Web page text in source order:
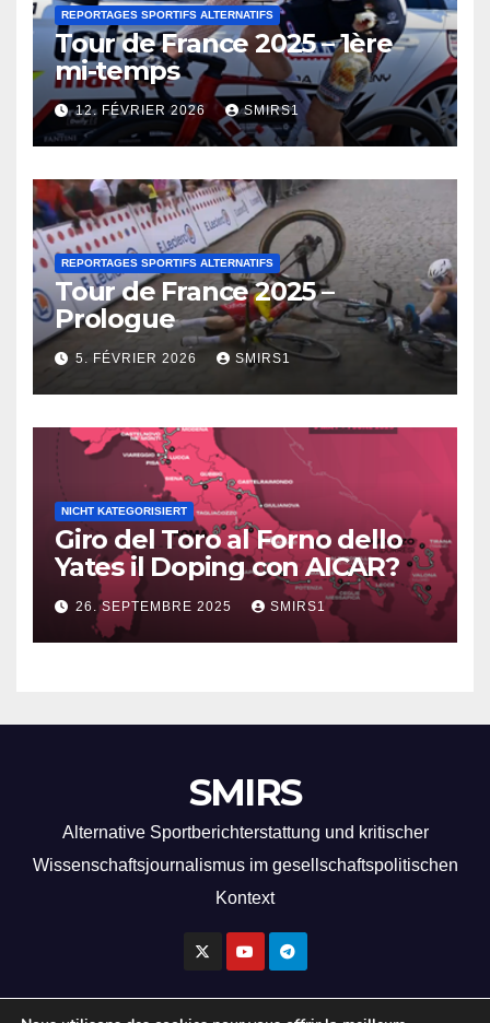
REPORTAGES SPORTIFS ALTERNATIFS
Tour de France 2025 – 1ère
mi-temps
12. FÉVRIER 2026 SMIRS1
REPORTAGES SPORTIFS ALTERNATIFS
Tour de France 2025 –
Prologue
5. FÉVRIER 2026 SMIRS1
NICHT KATEGORISIERT
Giro del Toro al Forno dello
Yates il Doping con AICAR?
26. SEPTEMBRE 2025 SMIRS1
SMIRS
Alternative Sportberichterstattung und kritischer
Wissenschaftsjournalismus im gesellschaftspolitischen
Kontext